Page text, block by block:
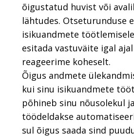
õigustatud huvist või
lähtudes. Otseturunduse
isikuandmete
esitada vastuväite igal
reageerime koheselt.
Õigus andmete
kui sinu isikuandmete
põhineb sinu nõusolekul
töödeldakse
sul õigus saada sind